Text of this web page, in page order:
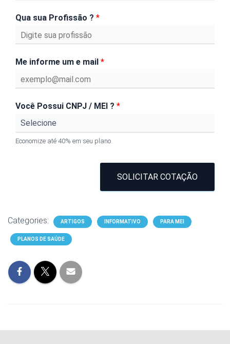
Qua sua Profissão ? *
Me informe um e mail *
Você Possui CNPJ / MEI ? *
Economize até 40% em seu plano.
SOLICITAR COTAÇÃO
Categories: ARTIGOS INFORMATIVO PARA MEI
PLANOS DE SAÚDE